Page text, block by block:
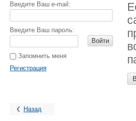
Введите Ваш e-mail:
Введите Ваш пароль:
Войти
Запомнить меня
Регистрация
Назад